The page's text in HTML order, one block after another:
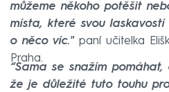
můžeme někoho potěšit
místa, které svou
o něco víc." paní učitelka
Praha.
“Sama se snažím
že je důležité tuto touhu